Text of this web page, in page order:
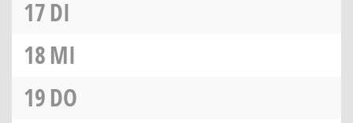
17DI
18MI
19DO